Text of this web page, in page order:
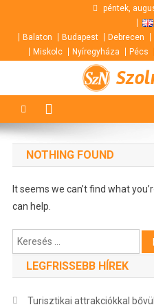
content
péntek,
Balaton Budapest Debrecen
Miskolc
Nyíregyháza Pécs
NOTHING FOUND
It seems we can’t find what
can help.
Keresés:
LEGFRISSEBB HÍREK
Turisztikai attrakciókkal